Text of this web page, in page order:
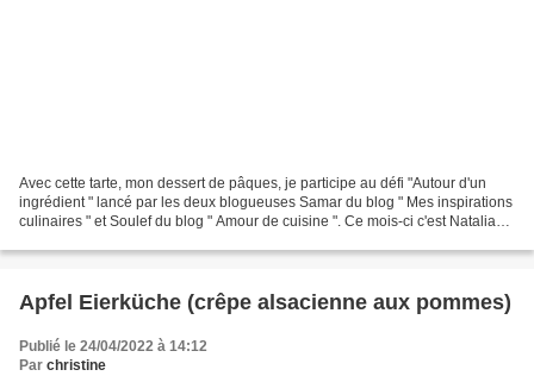
Avec cette tarte, mon dessert de pâques, je participe au défi "Autour d'un
ingrédient " lancé par les deux blogueuses Samar du blog " Mes inspirations
culinaires " et Soulef du blog " Amour de cuisine ". Ce mois-ci c'est Natalia
Apfel Eierküche (crêpe alsacienne aux pommes)
Publié le 24/04/2022 à 14:12
Par christine